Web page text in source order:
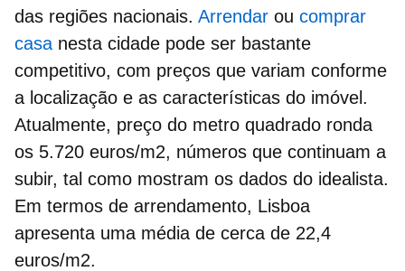
das regiões nacionais. Arrendar ou comprar
casa nesta cidade pode ser bastante
competitivo, com preços que variam conforme
a localização e as características do imóvel.
Atualmente, preço do metro quadrado ronda
os 5.720 euros/m2, números que continuam a
subir, tal como mostram os dados do idealista.
Em termos de arrendamento, Lisboa
apresenta uma média de cerca de 22,4
euros/m2.